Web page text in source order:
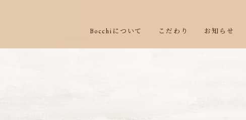
Bocchiについて こだわり お知らせ